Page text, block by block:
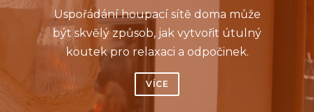
Uspořádání houpací sítě doma může
být skvělý způsob, jak vytvořit útulný
koutek pro relaxaci a odpočinek.
VÍCE